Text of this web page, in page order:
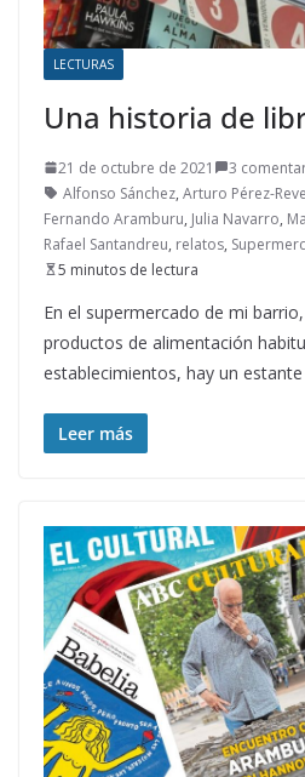
LECTURAS
Una historia de
21 de octubre de 2021
3
Alfonso Sánchez, Arturo Pérez-
Fernando Aramburu, Julia Navarro,
Rafael Santandreu, relatos,
5 minutos de lectura
En el supermercado de mi
productos de alimentación
establecimientos, hay un estante
Leer más